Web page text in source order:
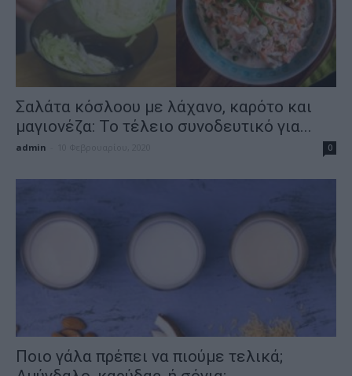
Σαλάτα κόσλοου με λάχανο, καρότο και
μαγιονέζα: Το τέλειο συνοδευτικό για...
admin 0
Ποιο γάλα πρέπει να πιούμε τελικά;